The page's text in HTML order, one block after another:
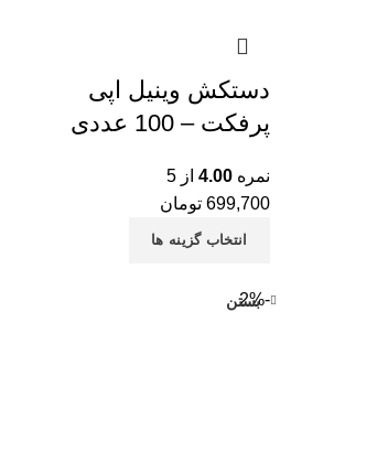
دستکش وینیل اپی
پرفکت – 100 عددی
نمره4.00 از 5
699,700 تومان
انتخاب گزینه ها
-2% بستن